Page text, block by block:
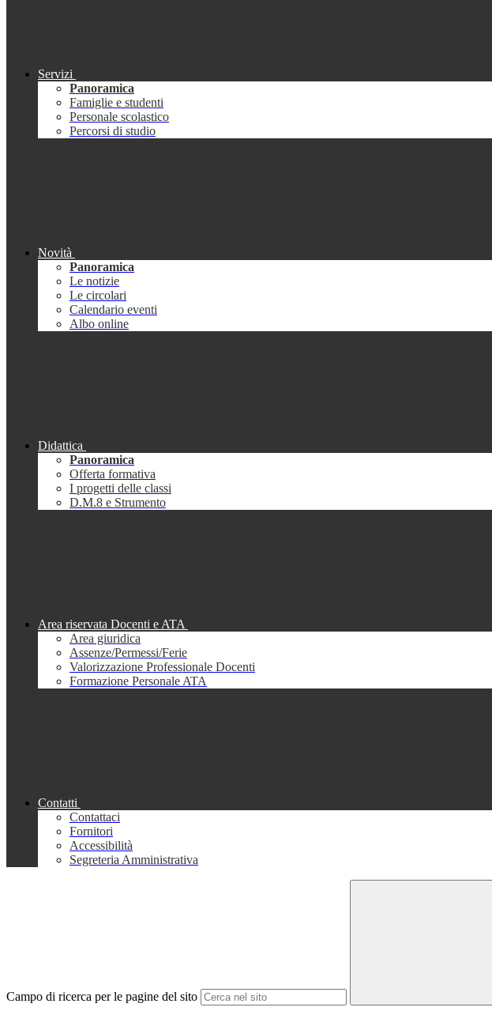
Servizi
Panoramica
Famiglie e studenti
Personale scolastico
Percorsi di studio
Novità
Panoramica
Le notizie
Le circolari
Calendario eventi
Albo online
Didattica
Panoramica
Offerta formativa
I progetti delle classi
D.M.8 e Strumento
Area riservata Docenti e ATA
Area giuridica
Assenze/Permessi/Ferie
Valorizzazione Professionale Docenti
Formazione Personale ATA
Contatti
Contattaci
Fornitori
Accessibilità
Segreteria Amministrativa
Campo di ricerca per le pagine del sito